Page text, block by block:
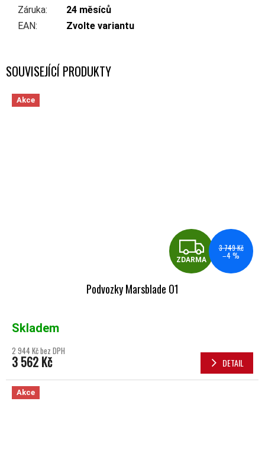
SOUVISEJÍCÍ PRODUKTY
Akce
ZDARMA
3 749 Kč
–4 %
Podvozky Marsblade O1
Skladem
2 944 Kč bez DPH
3 562 Kč DETAIL
Akce
Záruka:
24 měsíců
EAN: Zvolte variantu